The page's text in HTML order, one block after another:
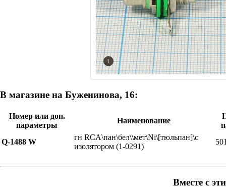
1
В магазине на Буженинова, 16:
Номер или доп.
параметры
Наименование
Q-1488 W
гн RCA\пан\бел\\мет\Ni\[тюльпан]\с
изолятором (1-0291)
Вместе с